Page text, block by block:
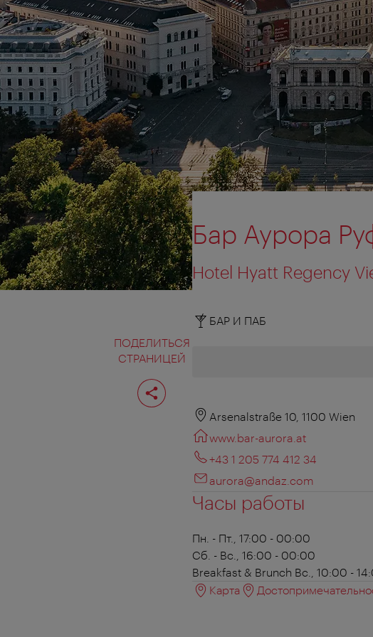
ПОДЕЛИТЬСЯ
СТРАНИЦЕЙ
Поделиться
страницей
Бар Аурора
Hotel Hyatt Regency
БАР И ПАБ
Arsenalstraße 10, 1100 Wien
www.bar-aurora.at
+43 1 205 774 412 34
aurora@andaz.com
Часы работы
Пн. - Пт., 17:00 - 00:00
Сб. - Вс., 16:00 - 00:00
Breakfast & Brunch Вс., 10:00 -
Карта